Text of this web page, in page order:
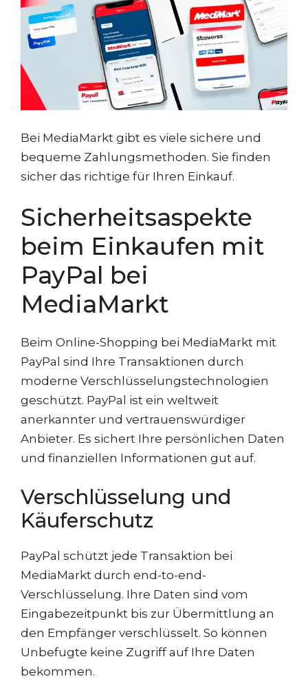
Bei MediaMarkt gibt es viele sichere und
bequeme Zahlungsmethoden. Sie finden
sicher das richtige für Ihren Einkauf.
Sicherheitsaspekte
beim Einkaufen mit
PayPal bei
MediaMarkt
Beim Online-Shopping bei MediaMarkt mit
PayPal sind Ihre Transaktionen durch
moderne Verschlüsselungstechnologien
geschützt. PayPal ist ein weltweit
anerkannter und vertrauenswürdiger
Anbieter. Es sichert Ihre persönlichen Daten
und finanziellen Informationen gut auf.
Verschlüsselung und
Käuferschutz
PayPal schützt jede Transaktion bei
MediaMarkt durch end-to-end-
Verschlüsselung. Ihre Daten sind vom
Eingabezeitpunkt bis zur Übermittlung an
den Empfänger verschlüsselt. So können
Unbefugte keine Zugriff auf Ihre Daten
bekommen.